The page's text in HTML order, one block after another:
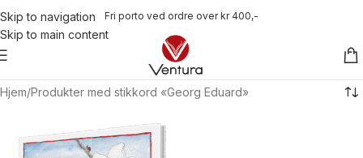
Skip to navigation
Skip to main content
Fri porto ved ordre over kr 400,-
Hjem Produkter med stikkord «Georg Eduard»